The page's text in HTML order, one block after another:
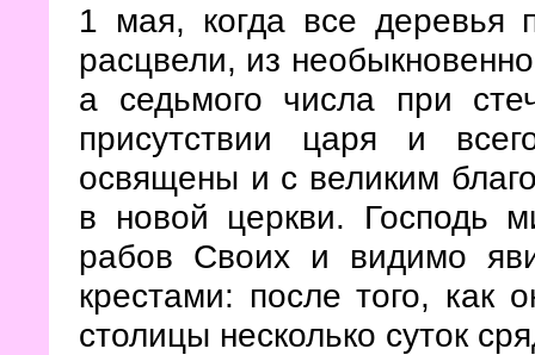
1 мая, когда все деревья
расцвели, из
а седьмого числа при
присутствии царя и
освящены и с великим
в новой церкви. Господь
рабов Своих и видимо
крестами: после того,
столицы несколько суток